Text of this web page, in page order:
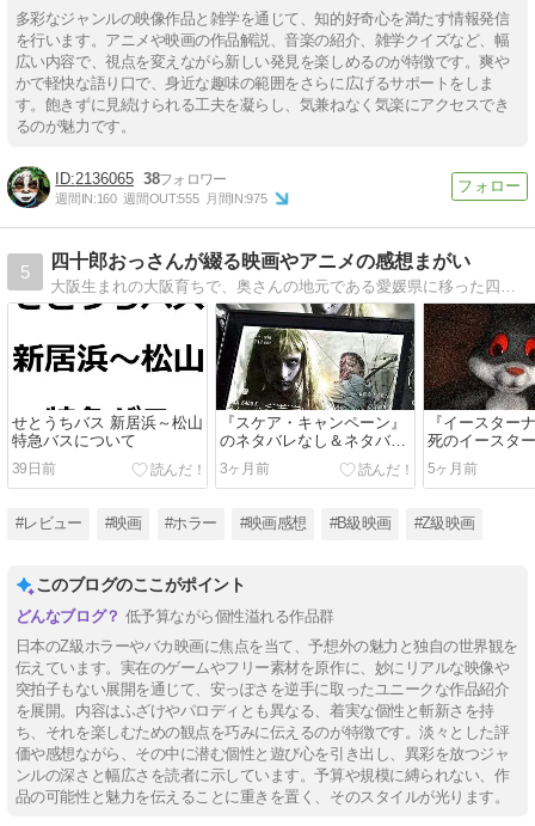
多彩なジャンルの映像作品と雑学を通じて、知的好奇心を満たす情報発信
を行います。アニメや映画の作品解説、音楽の紹介、雑学クイズなど、幅
広い内容で、視点を変えながら新しい発見を楽しめるのが特徴です。爽や
かで軽快な語り口で、身近な趣味の範囲をさらに広げるサポートをしま
す。飽きずに見続けられる工夫を凝らし、気兼ねなく気楽にアクセスでき
るのが魅力です。
2136065 38
週間IN:160 週間OUT:555 月間IN:975
5
四十郎おっさんが綴る映画やアニメの感想まがい
せとうちバス 新居浜～松山
特急バスについて
39日前
『スケア・キャンペーン』
のネタバレなし＆ネタバレ
あり感想／オチ、もっと頑
張れるだろ！って思ってし
まうB級ホラー映画
3ヶ月前
『イースター
死のイースタ
のネタバレあ
ころがなさす
日本のZ級ホラ
5ヶ月前
#レビュー #映画 #ホラー #映画感想 #B級映画 #Z級映画
このブログのここがポイント
低予算ながら個性溢れる作品群
日本のZ級ホラーやバカ映画に焦点を当て、予想外の魅力と独自の世界観を
伝えています。実在のゲームやフリー素材を原作に、妙にリアルな映像や
突拍子もない展開を通じて、安っぽさを逆手に取ったユニークな作品紹介
を展開。内容はふざけやパロディとも異なる、着実な個性と斬新さを持
ち、それを楽しむための観点を巧みに伝えるのが特徴です。淡々とした評
価や感想ながら、その中に潜む個性と遊び心を引き出し、異彩を放つジャ
ンルの深さと幅広さを読者に示しています。予算や規模に縛られない、作
品の可能性と魅力を伝えることに重きを置く、そのスタイルが光ります。